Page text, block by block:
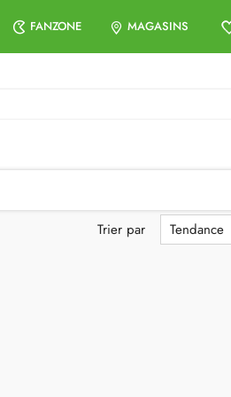
FANZONE MAGASINS
(2)
Trier par Tendance